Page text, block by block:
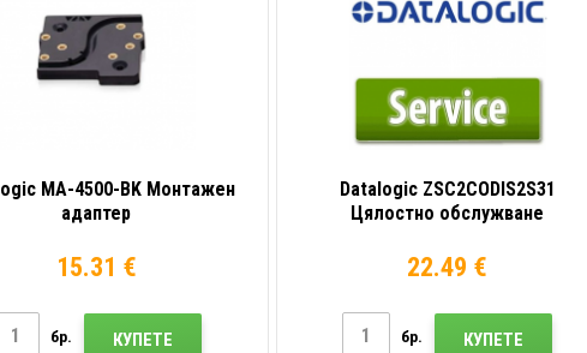
MA-4500-BK Монтажен
адаптер
15.31 €
бр. КУПЕТЕ
Datalogic ZSC2CODIS2S31
Цялостно обслужване
22.49 €
бр. КУПЕТЕ